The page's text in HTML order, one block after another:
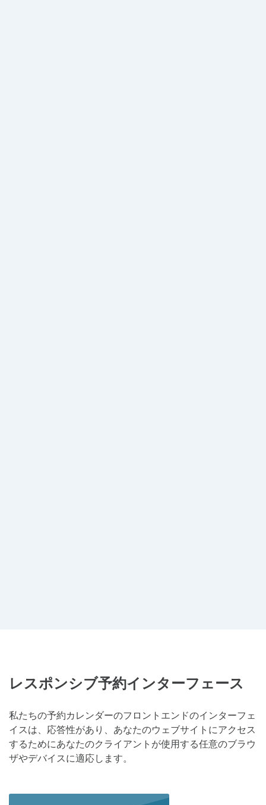
レスポンシブ予約インターフェース
私たちの予約カレンダーのフロントエンドのインターフェ
イスは、応答性があり、あなたのウェブサイトにアクセス
するためにあなたのクライアントが使用する任意のブラウ
ザやデバイスに適応します。